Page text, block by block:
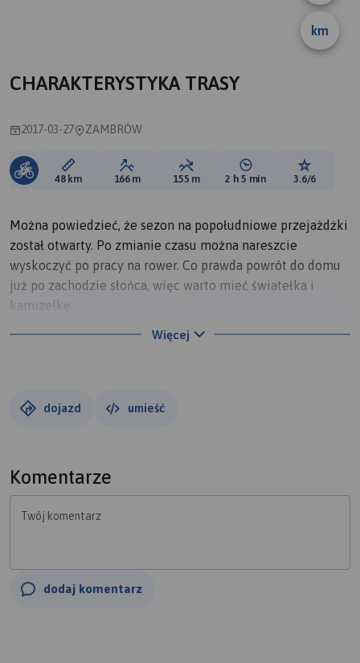
km
CHARAKTERYSTYKA TRASY
2017-03-27 ZAMBRÓW
Długość trasy:
48 km Suma przewyższeń:
166 m Suma spadków:
155 m Średni czas potrzebny
2 h 5 min Ocena
3.6/6
Można powiedzieć, że sezon na popołudniowe przejażdżki
został otwarty. Po zmianie czasu można nareszcie
wyskoczyć po pracy na rower. Co prawda powrót do domu
już po zachodzie słońca, więc warto mieć światełka i
kamizelkę.
Nadal nie widać bocianów....wychodzi na to, ze tylko ten
Zima niestety dała się we znaki drogom, więc szczególnie
Więcej
dojazd umieść
Komentarze
Twój komentarz
dodaj komentarz